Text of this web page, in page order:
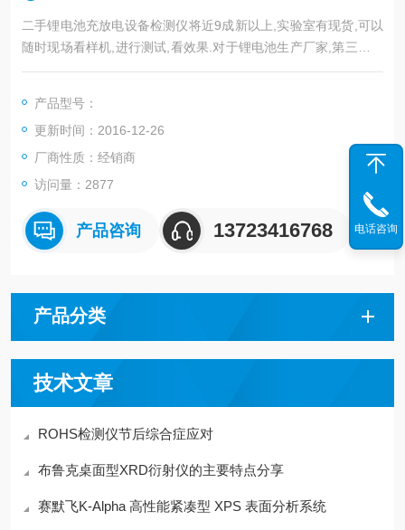
二手锂电池充放电设备检测仪将近9成新以上,实验室有现货,可以
随时现场看样机,进行测试,看效果.对于锂电池生产厂家,第三方锂
电池检测机构而言,非常适用.价格公道.咨询.
产品型号：
更新时间：2016-12-26
厂商性质：经销商
访问量：2877
产品咨询 13723416768
产品分类
技术文章
ROHS检测仪节后综合症应对
布鲁克桌面型XRD衍射仪的主要特点分享
赛默飞K-Alpha 高性能紧凑型 XPS 表面分析系统
电话咨询